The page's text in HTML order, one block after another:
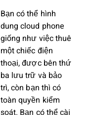
Bạn có thể hình
dung cloud phone
giống như việc thuê
một chiếc điện
thoại, được bên thứ
ba lưu trữ và bảo
trì, còn bạn thì có
toàn quyền kiểm
soát. Bạn có thể cài